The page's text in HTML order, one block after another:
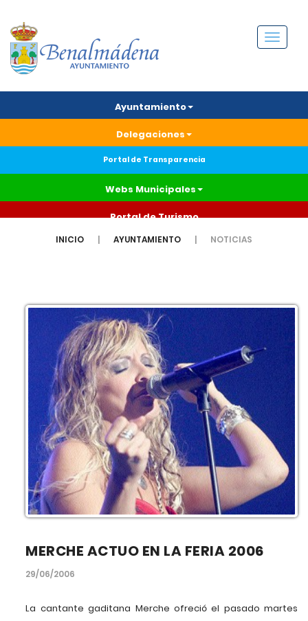
Menú
Ayuntamiento
Delegaciones
Portal de Transparencia
Webs Municipales
Portal de Turismo
INICIO AYUNTAMIENTO NOTICIAS
MERCHE ACTUO EN LA FERIA 2006
29/06/2006
La cantante gaditana Merche ofreció el pasado martes